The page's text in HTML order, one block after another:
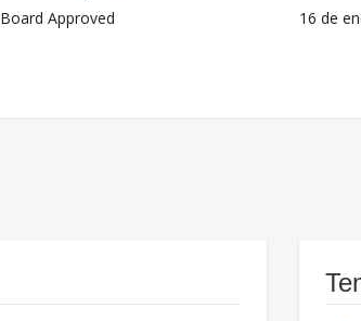
Board Approved
16 de